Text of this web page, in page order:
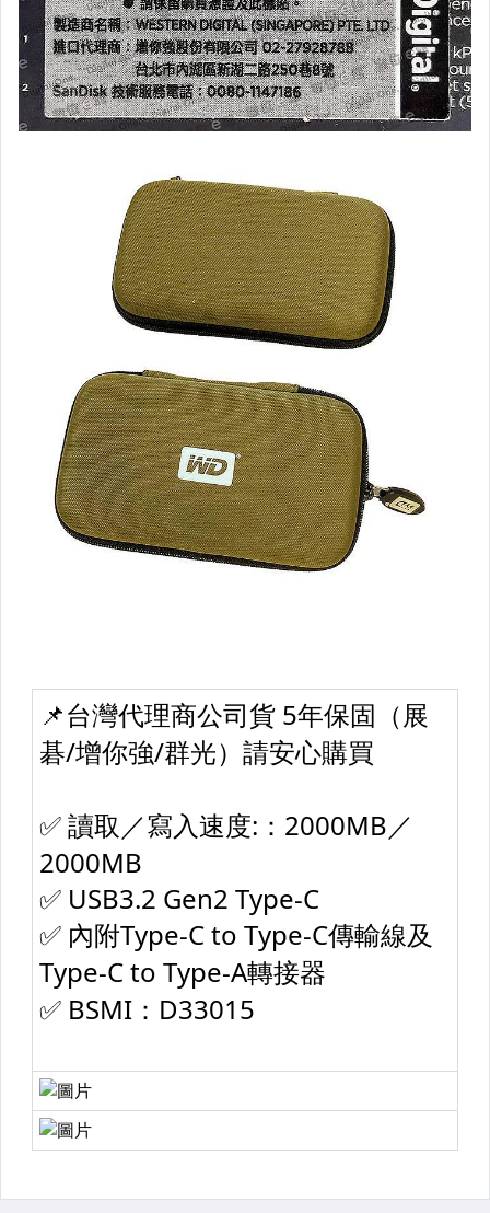
├ 副廠配件 Ulanzi
└ 副廠配件 胖牛
┌ 鏡頭 Canon
├ 鏡頭 Olympus.國際牌
└ 鏡頭 Sigma.Tamron.Sony.其它
┌ 濾鏡 B+W.信乃達
├ 濾鏡 Marumi
├ 濾鏡 Sunpower
├ 濾鏡 Marsace.Daisee.其它
└ 鏡頭蓋.遮光罩.轉接環
├ 麥克風
├ 混音器.導播台
└ 快門線.遙控器
■其它相機周邊配件
┌ 原廠電池
├ 副廠電池
┌ 記憶卡.隨身碟
├ 錄音筆.讀卡機